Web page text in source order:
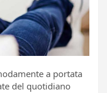
a portata
del quotidiano